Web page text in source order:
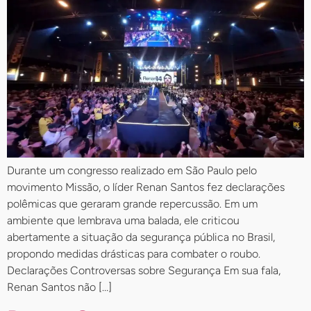
Durante um congresso realizado em São Paulo pelo
movimento Missão, o líder Renan Santos fez declarações
polêmicas que geraram grande repercussão. Em um
ambiente que lembrava uma balada, ele criticou
abertamente a situação da segurança pública no Brasil,
propondo medidas drásticas para combater o roubo.
Declarações Controversas sobre Segurança Em sua fala,
Renan Santos não […]